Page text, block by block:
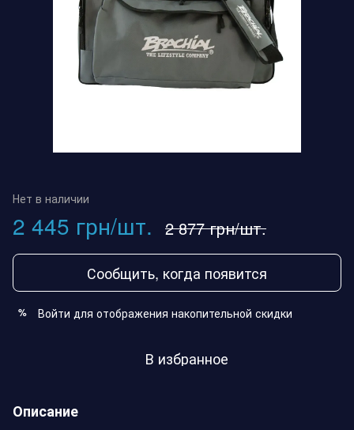
Нет в наличии
2 445 грн/шт. 2 877 грн/шт.
Сообщить, когда появится
% Войти для отображения накопительной скидки
В избранное
Описание